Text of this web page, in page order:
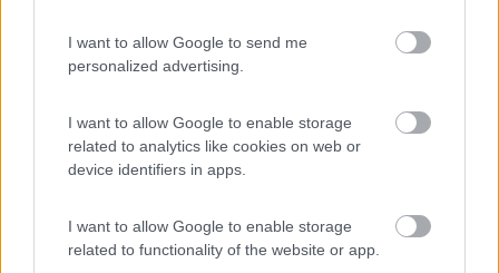
I want to allow Google to send me
personalized advertising.
I want to allow Google to enable storage
related to analytics like cookies on web or
device identifiers in apps.
I want to allow Google to enable storage
related to functionality of the website or app.
12-24) fino ad un massimo di 72 ore. Nessun
servizio compreso, solo la sosta.
Accessibilità Caratteristiche Gestione
Posizione
Prezzo
Barone67 25/02/2019 18:02